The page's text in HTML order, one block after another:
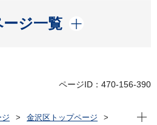
ージ一覧
開く
ページID：470-156-390
金沢区トップページ
現在